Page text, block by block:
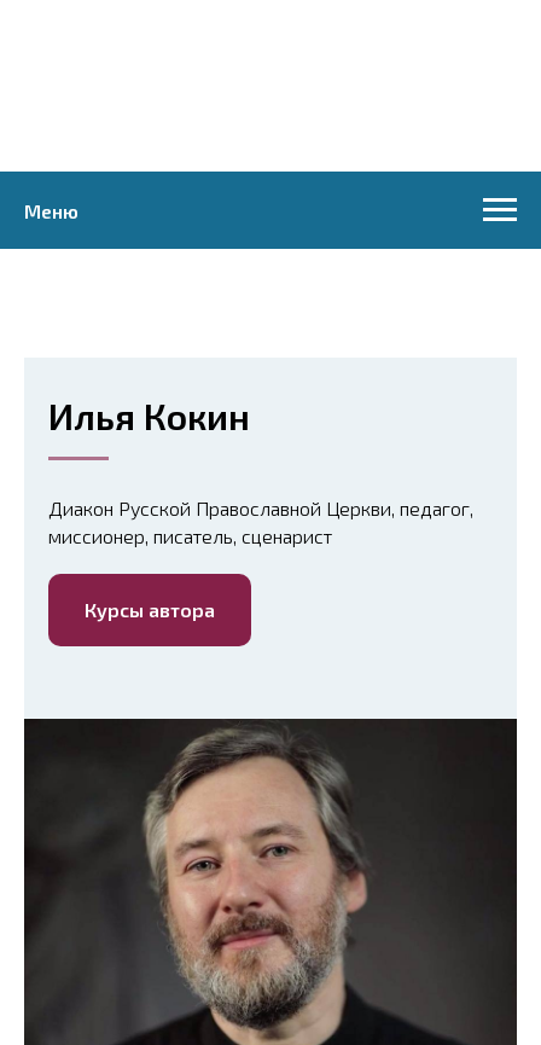
Меню
Илья Кокин
Диакон Русской Православной Церкви, педагог,
миссионер, писатель, сценарист
Курсы автора